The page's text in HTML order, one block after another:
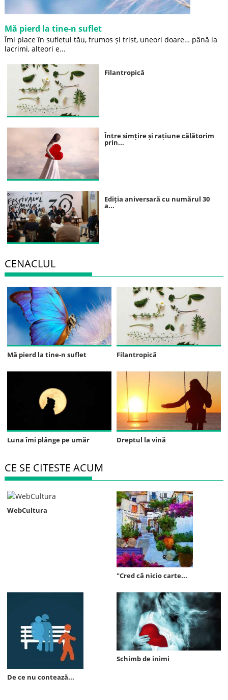
Mă pierd la tine-n suflet
Îmi place în sufletul tău, frumos și trist, uneori doare… până la
lacrimi, alteori e...
Filantropică
Între simțire și rațiune călătorim
prin...
Ediția aniversară cu numărul 30
a...
CENACLUL
Mă pierd la tine-n suflet Filantropică
Luna îmi plânge pe umăr Dreptul la vină
CE SE CITESTE ACUM
WebCultura
"Cred că nicio carte...
De ce nu contează...
Schimb de inimi